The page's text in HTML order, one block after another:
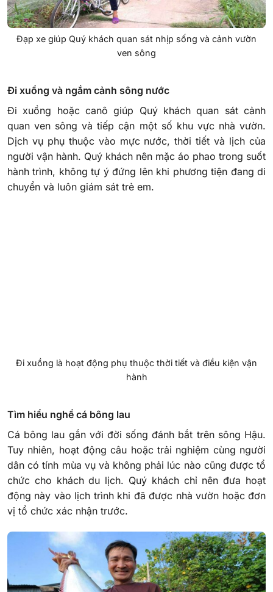
Đạp xe giúp Quý khách quan sát nhịp sống và cảnh vườn
ven sông
Đi xuồng và ngắm cảnh sông nước
Đi xuồng hoặc canô giúp Quý khách quan sát cảnh
quan ven sông và tiếp cận một số khu vực nhà vườn.
Dịch vụ phụ thuộc vào mực nước, thời tiết và lịch của
người vận hành. Quý khách nên mặc áo phao trong suốt
hành trình, không tự ý đứng lên khi phương tiện đang di
chuyển và luôn giám sát trẻ em.
Đi xuồng là hoạt động phụ thuộc thời tiết và điều kiện vận
hành
Tìm hiểu nghề cá bông lau
Cá bông lau gắn với đời sống đánh bắt trên sông Hậu.
Tuy nhiên, hoạt động câu hoặc trải nghiệm cùng người
dân có tính mùa vụ và không phải lúc nào cũng được tổ
chức cho khách du lịch. Quý khách chỉ nên đưa hoạt
động này vào lịch trình khi đã được nhà vườn hoặc đơn
vị tổ chức xác nhận trước.